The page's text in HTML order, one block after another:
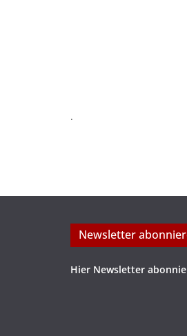
.
Newsletter
Hier Newsletter